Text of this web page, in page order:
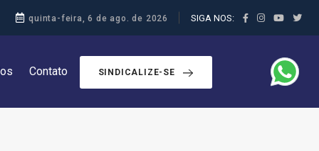
quinta-feira, 6 de ago. de 2026 SIGA NOS:
Contato SINDICALIZE-SE